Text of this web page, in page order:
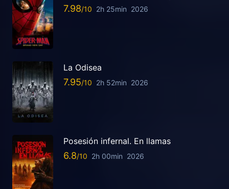
7.98 2h 25min 2026
La Odisea
7.95 2h 52min 2026
Posesión infernal. En llamas
6.8 2h 00min 2026